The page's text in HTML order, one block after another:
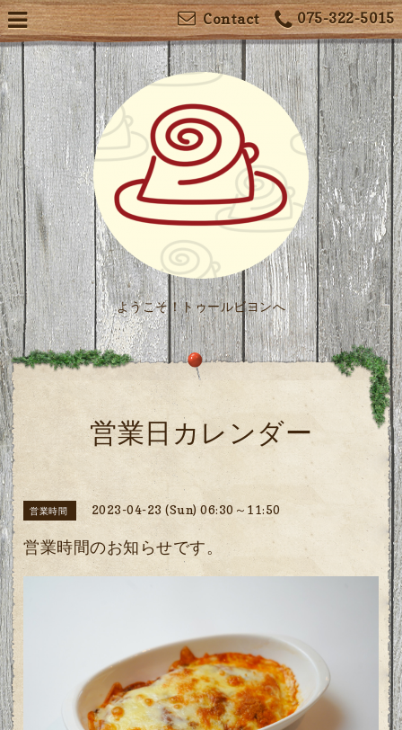
075-322-5015
Contact
ようこそ！トゥールビヨンへ
営業日カレンダー
営業時間 2023-04-23 (Sun) 06:30～11:50
営業時間のお知らせです。